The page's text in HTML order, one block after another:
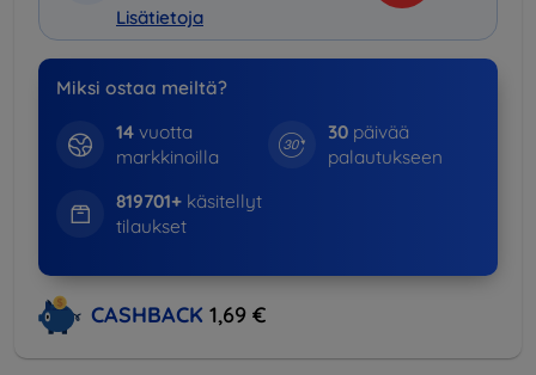
Lisätietoja
Miksi ostaa meiltä?
14vuotta
markkinoilla
30 päivää
palautukseen
819701+käsitellyt
tilaukset
CASHBACK 1,69 €